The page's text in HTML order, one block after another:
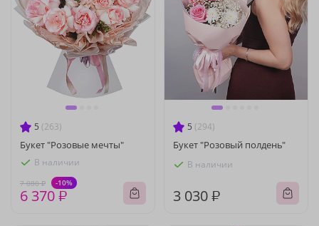
5 (263)
Букет "Розовые мечты"
В наличии
7 080 ₽ -10%
6 370 ₽
5 (294)
Букет "Розовый полдень"
В наличии
3 030 ₽